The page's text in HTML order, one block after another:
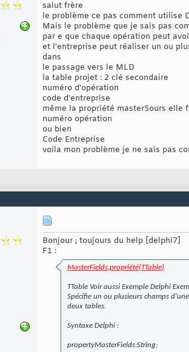
salut frère
le problème ce pas comment utilise
Mais le problème que je sais pas
par e que chaque opération peut
et l'entreprise peut réaliser un ou
dans
le passage vers le MLD
la table projet : 2 clé secondaire
numéro d'opération
code d'entreprise
même la propriété masterSours elle
numéro opération
ou bien
Code Entreprise
voila mon problème je ne sais pas
Bonjour ; toujours du help [delphi7]
F1 :
MasterFields,propriété(TTable)
TTable Voir aussi Exemple Delphi
Spécifie un ou plusieurs champs
deux tables.
Syntaxe Delphi :
propertyMasterFields:String;